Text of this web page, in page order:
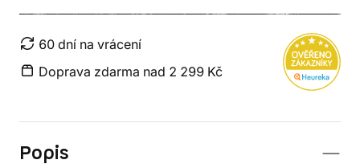
60 dní na vrácení
Doprava zdarma nad 2 299 Kč
Popis